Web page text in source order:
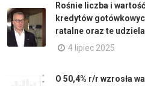
Rośnie liczba i
kredytów
ratalne oraz te
4 lipiec 2025
O 50,4% r/r wzrosła